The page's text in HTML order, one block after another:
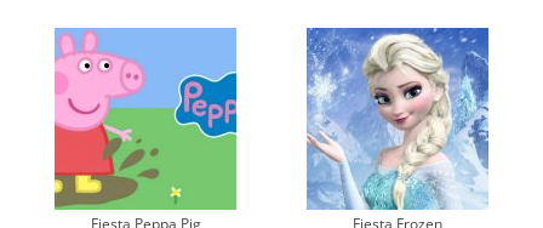
Fiesta Peppa Pig Fiesta Frozen